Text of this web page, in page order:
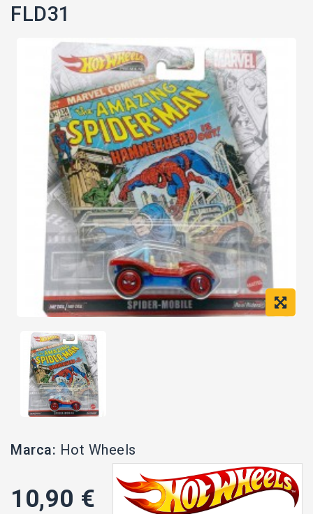
FLD31
Marca: Hot Wheels
10,90 €